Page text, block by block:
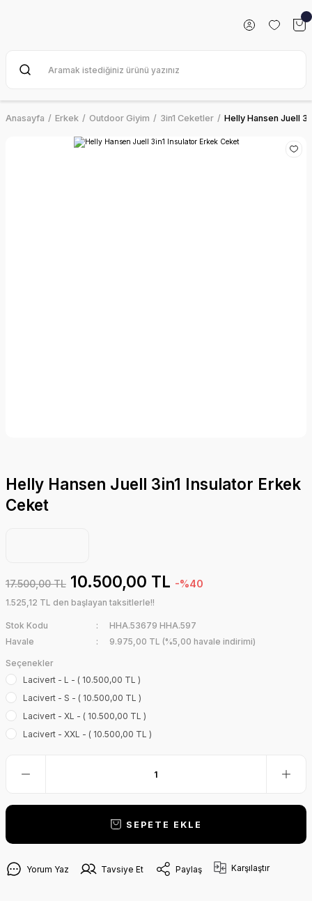
Anasayfa Erkek Outdoor Giyim 3in1 Ceketler Helly Hansen Juell
Helly Hansen Juell 3in1 Insulator Erkek
Ceket
17.500,00 TL 10.500,00 TL -%40
1.525,12 TL den başlayan taksitlerle!!
Stok Kodu
HHA.53679 HHA.597
Havale
9.975,00 TL (%5,00 havale indirimi)
Seçenekler
Lacivert - L - ( 10.500,00 TL )
Lacivert - S - ( 10.500,00 TL )
Lacivert - XL - ( 10.500,00 TL )
Lacivert - XXL - ( 10.500,00 TL )
SEPETE EKLE
Yorum Yaz Tavsiye Et Paylaş Karşılaştır